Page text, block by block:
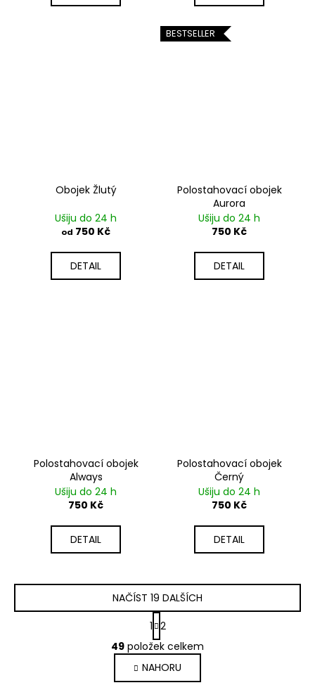
Obojek Žlutý
Ušiju do 24 h
od 750 Kč
DETAIL
BESTSELLER
Polostahovací obojek
Aurora
Ušiju do 24 h
750 Kč
DETAIL
Polostahovací obojek
Always
Ušiju do 24 h
750 Kč
DETAIL
Polostahovací obojek
Černý
Ušiju do 24 h
750 Kč
DETAIL
O
v
l
á
NAČÍST 19 DALŠÍCH
S
t
r
á
n
k
1 2
49 položek celkem
NAHORU